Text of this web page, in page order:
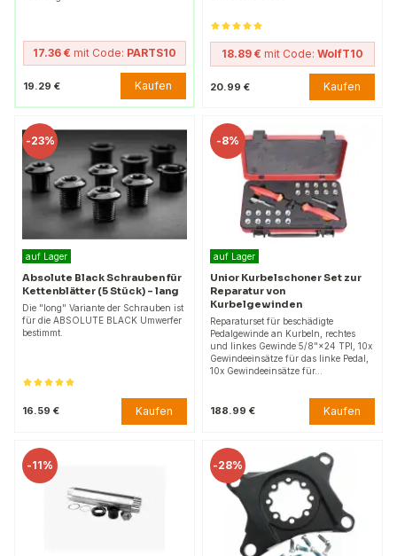
17.36 € mit Code: PARTS10
19.29 € Kaufen
18.89 € mit Code: WolfT10
20.99 € Kaufen
-23%
auf Lager
Absolute Black Schrauben für
Kettenblätter (5 Stück) - lang
Die "long" Variante der Schrauben ist
für die ABSOLUTE BLACK Umwerfer
bestimmt.
16.59 € Kaufen
-8%
auf Lager
Unior Kurbelschoner Set zur
Reparatur von
Kurbelgewinden
Reparaturset für beschädigte
Pedalgewinde an Kurbeln, rechtes
und linkes Gewinde 5/8"×24 TPI, 10x
Gewindeeinsätze für das linke Pedal,
10x Gewindeeinsätze für…
188.99 € Kaufen
-11% -28%